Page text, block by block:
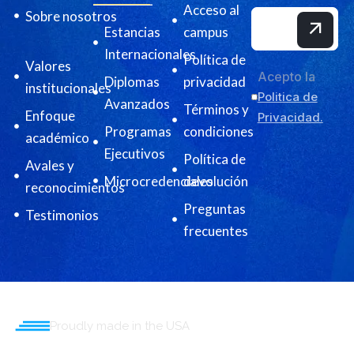
Sobre nosotros
Valores
institucionales
Enfoque
académico
Avales y
reconocimientos
Testimonios
Estancias
Internacionales
Diplomas
Avanzados
Programas
Ejecutivos
Microcredenciales
Acceso al
campus
Política de
privacidad
Términos y
condiciones
Política de
devolución
Preguntas
frecuentes
Acepto la
Politica de
Privacidad.
Proudly made in the USA